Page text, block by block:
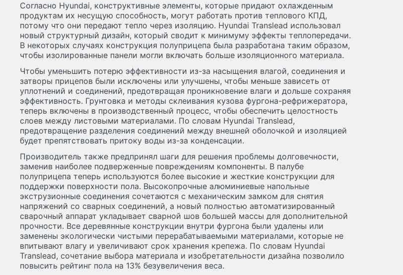
Согласно Hyundai, конструктивные элементы, которые придают охлажденным
продуктам их несущую способность, могут работать против теплового КПД,
потому что они передают тепло через изоляцию. Hyundai Translead использовал
новый структурный дизайн, который сводит к минимуму эффекты теплопередачи.
В некоторых случаях конструкция полуприцепа была разработана таким образом,
чтобы изолированные панели могли включать больше изоляционного материала.
Чтобы уменьшить потерю эффективности из-за насыщения влагой, соединения и
затворы прицепов были исключены или улучшены, чтобы меньше зависеть от
уплотнений и соединений, предотвращая проникновение влаги и дольше сохраняя
эффективность. Грунтовка и методы склеивания кузова фургона-рефрижератора,
теперь включены в производственный процесс, чтобы обеспечить целостность
слоев между листовыми материалами. По словам Hyundai Translead,
предотвращение разделения соединений между внешней оболочкой и изоляцией
будет препятствовать притоку воды из-за конденсации.
Производитель также предпринял шаги для решения проблемы долговечности,
заменив наиболее подверженные повреждениям компоненты. В палубе
полуприцепа теперь используются более высокие и жесткие конструкции для
поддержки поверхности пола. Высокопрочные алюминиевые напольные
экструзионные соединения сочетаются с механическим замком для снятия
напряжений со сварных соединений, а новый полностью автоматизированный
сварочный аппарат укладывает сварной шов большей массы для дополнительной
прочности. Все деревянные конструкции внутри фургона были удалены или
заменены экологически чистыми перерабатываемыми материалами, которые не
впитывают влагу и увеличивают срок хранения крепежа. По словам Hyundai
Translead, сочетание выбора материала и изобретательности дизайна позволило
повысить рейтинг пола на 13% безувеличения веса.